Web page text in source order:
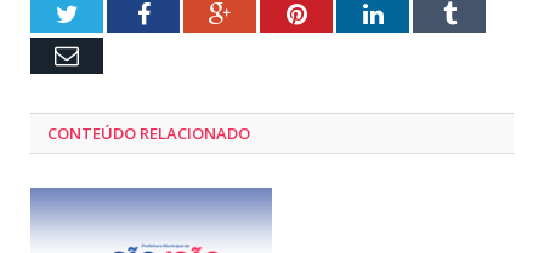
TwitterFacebookGoogle+PinterestLinkedInTumblr
Email
CONTEÚDO RELACIONADO